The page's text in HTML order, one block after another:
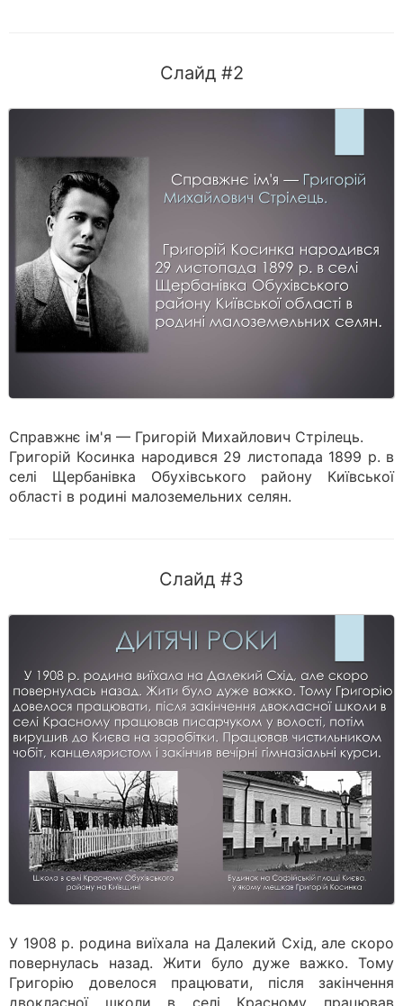
Слайд #2
Справжнє ім'я — Григорій Михайлович Стрілець.
Григорій Косинка народився 29 листопада 1899 р. в
селі Щербанівка Обухівського району Київської
області в родині малоземельних селян.
Слайд #3
У 1908 р. родина виїхала на Далекий Схід, але скоро
повернулась назад. Жити було дуже важко. Тому
Григорію довелося працювати, після закінчення
двокласної школи в селі Красному працював